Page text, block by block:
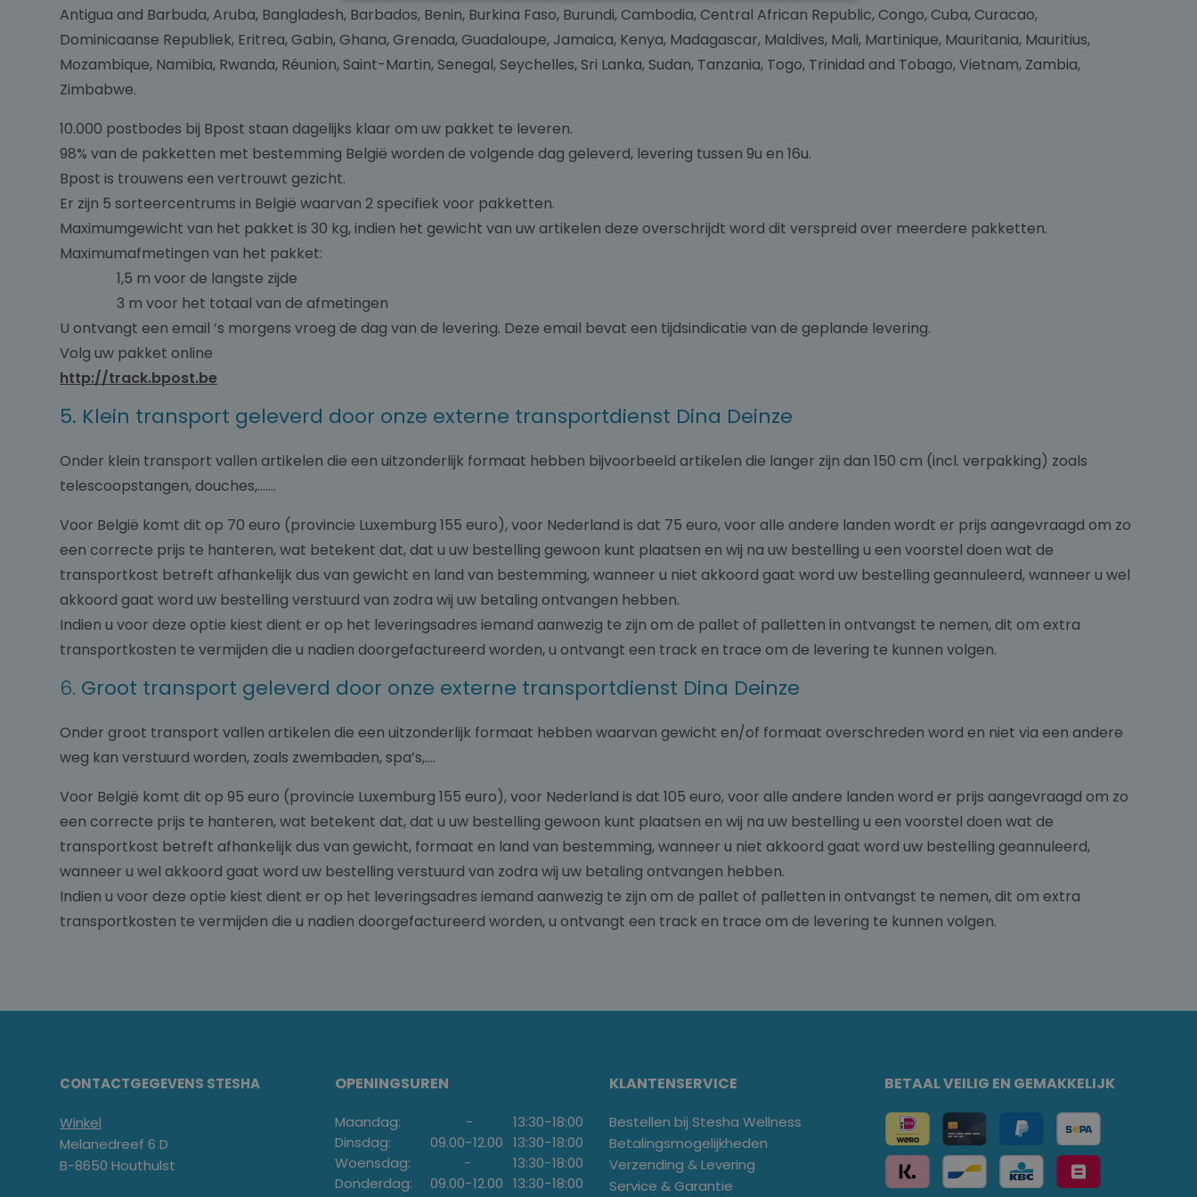
Antigua and Barbuda, Aruba, Bangladesh, Barbados, Benin, Burkina Faso, Burundi, Cambodia, Central African Republic, Congo, Cuba, Curacao,
Dominicaanse Republiek, Eritrea, Gabin, Ghana, Grenada, Guadaloupe, Jamaica, Kenya, Madagascar, Maldives, Mali, Martinique, Mauritania, Mauritius,
Mozambique, Namibia, Rwanda, Réunion, Saint-Martin, Senegal, Seychelles, Sri Lanka, Sudan, Tanzania, Togo, Trinidad and Tobago, Vietnam, Zambia,
Zimbabwe.
10.000 postbodes bij Bpost staan dagelijks klaar om uw pakket te leveren.
98% van de pakketten met bestemming België worden de volgende dag geleverd, levering tussen 9u en 16u.
Bpost is trouwens een vertrouwt gezicht.
Er zijn 5 sorteercentrums in België waarvan 2 specifiek voor pakketten.
Maximumgewicht van het pakket is 30 kg, indien het gewicht van uw artikelen deze overschrijdt word dit verspreid over meerdere pakketten.
Maximumafmetingen van het pakket:
1,5 m voor de langste zijde
3 m voor het totaal van de afmetingen
U ontvangt een email ’s morgens vroeg de dag van de levering. Deze email bevat een tijdsindicatie van de geplande levering.
Volg uw pakket online
http://track.bpost.be
5. Klein transport geleverd door onze externe transportdienst Dina Deinze
Onder klein transport vallen artikelen die een uitzonderlijk formaat hebben bijvoorbeeld artikelen die langer zijn dan 150 cm (incl. verpakking) zoals
telescoopstangen, douches,…….
Voor België komt dit op 70 euro (provincie Luxemburg 155 euro), voor Nederland is dat 75 euro, voor alle andere landen wordt er prijs aangevraagd om zo
een correcte prijs te hanteren, wat betekent dat, dat u uw bestelling gewoon kunt plaatsen en wij na uw bestelling u een voorstel doen wat de
transportkost betreft afhankelijk dus van gewicht en land van bestemming, wanneer u niet akkoord gaat word uw bestelling geannuleerd, wanneer u wel
akkoord gaat word uw bestelling verstuurd van zodra wij uw betaling ontvangen hebben.
Indien u voor deze optie kiest dient er op het leveringsadres iemand aanwezig te zijn om de pallet of palletten in ontvangst te nemen, dit om extra
transportkosten te vermijden die u nadien doorgefactureerd worden, u ontvangt een track en trace om de levering te kunnen volgen.
6. Groot transport geleverd door onze externe transportdienst Dina Deinze
Onder groot transport vallen artikelen die een uitzonderlijk formaat hebben waarvan gewicht en/of formaat overschreden word en niet via een andere
weg kan verstuurd worden, zoals zwembaden, spa’s,….
Voor België komt dit op 95 euro (provincie Luxemburg 155 euro), voor Nederland is dat 105 euro, voor alle andere landen word er prijs aangevraagd om zo
een correcte prijs te hanteren, wat betekent dat, dat u uw bestelling gewoon kunt plaatsen en wij na uw bestelling u een voorstel doen wat de
transportkost betreft afhankelijk dus van gewicht, formaat en land van bestemming, wanneer u niet akkoord gaat word uw bestelling geannuleerd,
wanneer u wel akkoord gaat word uw bestelling verstuurd van zodra wij uw betaling ontvangen hebben.
Indien u voor deze optie kiest dient er op het leveringsadres iemand aanwezig te zijn om de pallet of palletten in ontvangst te nemen, dit om extra
transportkosten te vermijden die u nadien doorgefactureerd worden, u ontvangt een track en trace om de levering te kunnen volgen.
CONTACTGEGEVENS STESHA
Winkel
Melanedreef 6 D
B-8650 Houthulst
OPENINGSUREN
Maandag: - 13:30-18:00
Dinsdag:
09.00-12.00 13:30-18:00
Woensdag:
- 13:30-18:00
Donderdag:
09.00-12.00 13:30-18:00
KLANTENSERVICE
Bestellen bij Stesha Wellness
Betalingsmogelijkheden
Verzending & Levering
Service & Garantie
BETAAL VEILIG EN GEMAKKELIJK